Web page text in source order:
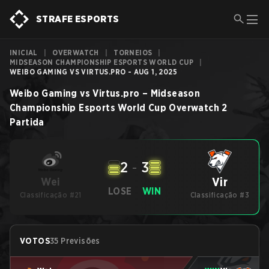
STRAFE ESPORTS
INICIAL OVERWATCH TORNEIOS
MIDSEASON CHAMPIONSHIP ESPORTS WORLD CUP
WEIBO GAMING VS VIRTUS.PRO - AUG 1, 2025
Weibo Gaming vs Virtus.pro – Midseason
Championship Esports World Cup Overwatch 2
Partida
Wei
Classificação #21 LOSE
2 - 3
WIN
Vir
Classificação #3
VOTOS35 Previsões